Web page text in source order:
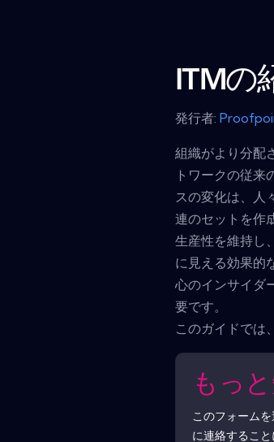
ITMの
発行者:
組織がより分配
トワークの従来
スの変化は、人
連のセットを作
生産性を維持し
に見える効果的
心のインサイダ
要です。
このガイドでは
もっ
このフォーム
に連絡するこ